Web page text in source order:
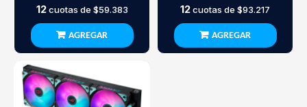
12cuotas de $59.383
AGREGAR
12cuotas de $93.217
AGREGAR